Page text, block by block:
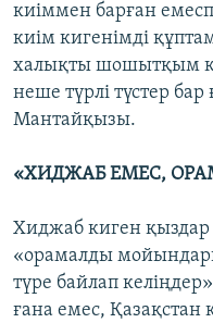
киіммен барған
киім кигенімді
халықты шошытқым
неше түрлі түстер
Мантайқызы.
«ХИДЖАБ ЕМЕС,
Хиджаб киген
«орамалды
түре байлап
ғана емес,